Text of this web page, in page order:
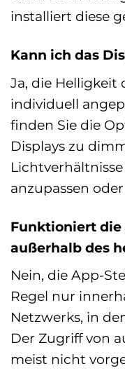
installiert diese
Kann ich das
Ja, die Helligkeit
individuell
finden Sie die
Displays zu
anzupassen
Funktioniert die
außerhalb des
Nein, die App-
Regel nur
Netzwerks, in
Der Zugriff von
meist nicht